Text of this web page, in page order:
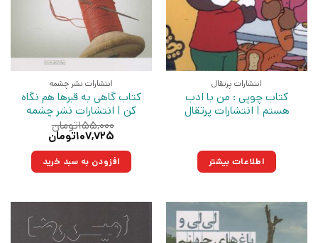
انتشارات پرتقال
کتاب چوپی : من با ادب
هستم | انتشارات پرتقال
اطلاعات بیشتر
انتشارات نشر چشمه
کتاب گاهی به قبرها هم نگاه
کن | انتشارات نشر چشمه
۱۵۵,۰۰۰تومان
قیمت
۱۵۵,۰۰۰تومان
بود.
۱۰۷,۷۲۵تومان
۱۰۷,۷۲۵تومان.افزودن به سبد خرید